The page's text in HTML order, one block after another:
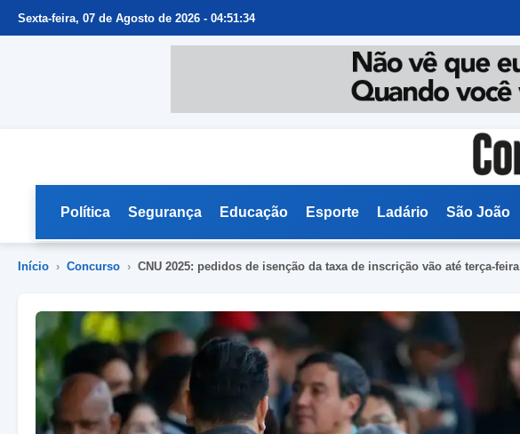
Sexta-feira, 07 de Agosto de 2026 - 04:51:35
Política Segurança Educação Esporte Ladário São João
Início › Concurso › CNU 2025: pedidos de isenção da taxa de inscrição vão até terça-feira